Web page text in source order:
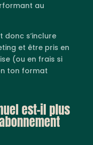
au
donc s’inclure
et être pris en
(ou en frais si
ton format
est-il plus